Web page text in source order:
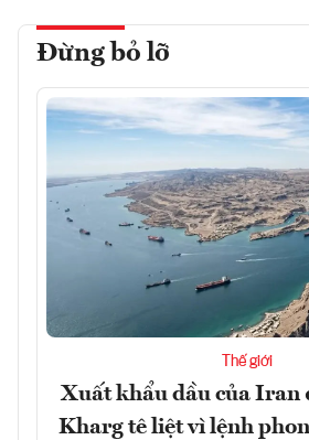
Đừng bỏ lỡ
Thế giới
Xuất khẩu dầu của Iran
Kharg tê liệt vì lệnh